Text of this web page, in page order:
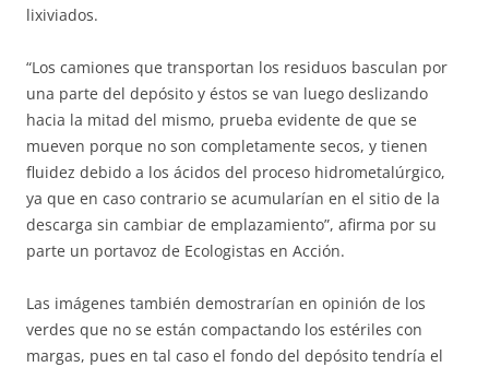
lixiviados.
“Los camiones que transportan los residuos basculan por
una parte del depósito y éstos se van luego deslizando
hacia la mitad del mismo, prueba evidente de que se
mueven porque no son completamente secos, y tienen
fluidez debido a los ácidos del proceso hidrometalúrgico,
ya que en caso contrario se acumularían en el sitio de la
descarga sin cambiar de emplazamiento”, afirma por su
parte un portavoz de Ecologistas en Acción.
Las imágenes también demostrarían en opinión de los
verdes que no se están compactando los estériles con
margas, pues en tal caso el fondo del depósito tendría el